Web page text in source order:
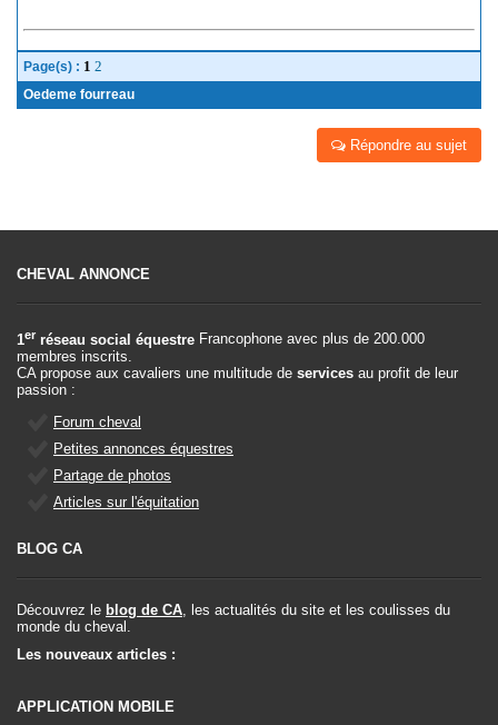
Page(s) : 1 2
Oedeme fourreau
Répondre au sujet
CHEVAL ANNONCE
1er réseau social équestre Francophone avec plus de 200.000
membres inscrits.
CA propose aux cavaliers une multitude de services au profit de leur
passion :
Forum cheval
Petites annonces équestres
Partage de photos
Articles sur l'équitation
BLOG CA
Découvrez le blog de CA , les actualités du site et les coulisses du
monde du cheval.
Les nouveaux articles :
APPLICATION MOBILE